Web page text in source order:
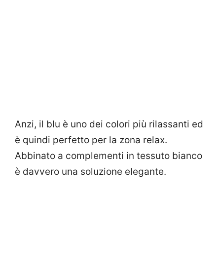
Anzi, il blu è uno dei colori più rilassanti ed
è quindi perfetto per la zona relax.
Abbinato a complementi in tessuto bianco
è davvero una soluzione elegante.